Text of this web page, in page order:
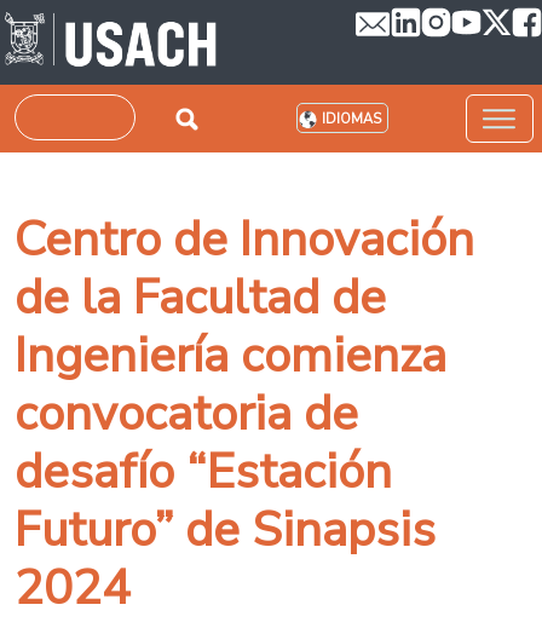
Pasar al contenido principal
Buscar IDIOMAS
Centro de Innovación
de la Facultad de
Ingeniería comienza
convocatoria de
desafío “Estación
Futuro” de Sinapsis
2024